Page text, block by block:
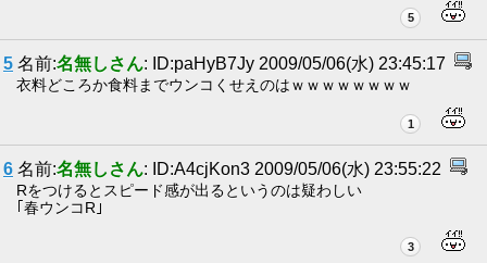
5
5 名前:名無しさん: ID:paHyB7Jy 2009/05/06(水) 23:45:17
衣料どころか食料までウンコくせえのはｗｗｗｗｗｗｗｗ
1
6 名前:名無しさん: ID:A4cjKon3 2009/05/06(水) 23:55:22
Rをつけるとスピード感が出るというのは疑わしい
｢春ウンコR｣
3